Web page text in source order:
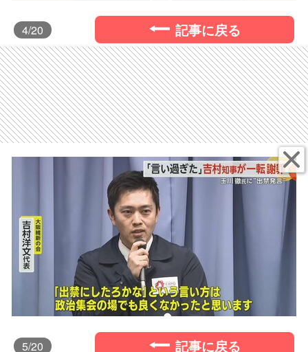
4/20 記事に戻る
5/20 記事に戻る